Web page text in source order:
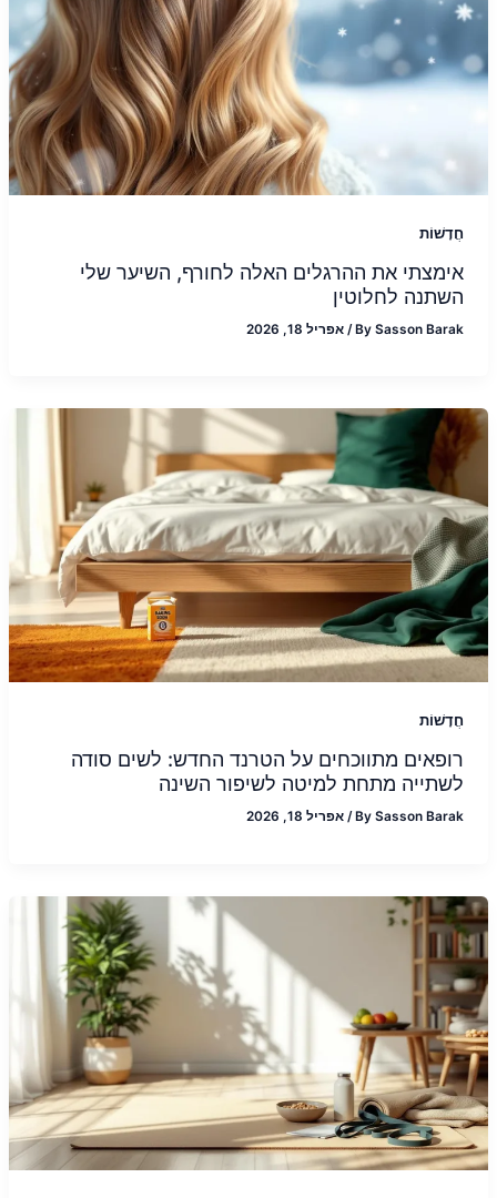
חֲדָשׁוֹת
אימצתי את ההרגלים האלה לחורף, השיער שלי
השתנה לחלוטין
BySasson Barak
/ אפריל 18, 2026
חֲדָשׁוֹת
רופאים מתווכחים על הטרנד החדש: לשים סודה
לשתייה מתחת למיטה לשיפור השינה
BySasson Barak
/ אפריל 18, 2026